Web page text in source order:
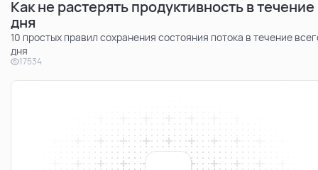
Как не растерять продуктивность в течение
дня
10 простых правил сохранения состояния потока в течение
дня
17534